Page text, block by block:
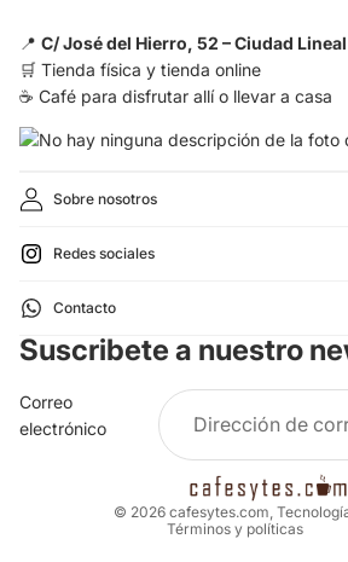
📍 C/ José del Hierro, 52 – Ciudad
🛒 Tienda física y tienda online
☕ Café para disfrutar allí o llevar a casa
Sobre nosotros
Redes sociales
Contacto
Suscribete a nuestro
Correo
electrónico
© 2026 cafesytes.com
Términos y políticas
Política de privacidad
Términos del servicio
Información de contacto
Política de cancelación